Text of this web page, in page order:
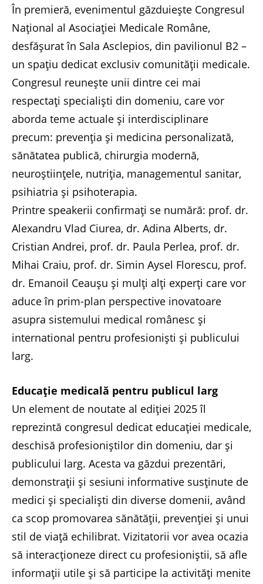
În premieră, evenimentul găzduiește Congresul
Național al Asociației Medicale Române,
desfășurat în Sala Asclepios, din pavilionul B2 –
un spațiu dedicat exclusiv comunității medicale.
Congresul reunește unii dintre cei mai
respectați specialiști din domeniu, care vor
aborda teme actuale și interdisciplinare
precum: prevenția și medicina personalizată,
sănătatea publică, chirurgia modernă,
neuroștiințele, nutriția, managementul sanitar,
psihiatria și psihoterapia.
Printre speakerii confirmați se numără: prof. dr.
Alexandru Vlad Ciurea, dr. Adina Alberts, dr.
Cristian Andrei, prof. dr. Paula Perlea, prof. dr.
Mihai Craiu, prof. dr. Simin Aysel Florescu, prof.
dr. Emanoil Ceaușu și mulți alți experți care vor
aduce în prim-plan perspective inovatoare
asupra sistemului medical românesc și
international pentru profesioniști și publicului
larg.
Educație medicală pentru publicul larg
Un element de noutate al ediției 2025 îl
reprezintă congresul dedicat educației medicale,
deschisă profesioniștilor din domeniu, dar și
publicului larg. Acesta va găzdui prezentări,
demonstrații și sesiuni informative susținute de
medici și specialiști din diverse domenii, având
ca scop promovarea sănătății, prevenției și unui
stil de viață echilibrat. Vizitatorii vor avea ocazia
să interacționeze direct cu profesioniștii, să afle
informații utile și să participe la activități menite